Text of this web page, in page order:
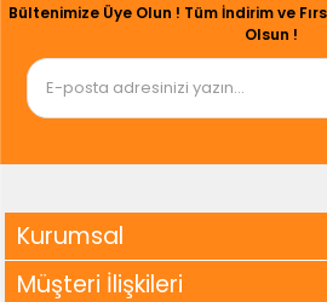
Bültenimize Üye Olun ! Tüm İndirim ve
Olsun !
Kurumsal
Müşteri İlişkileri